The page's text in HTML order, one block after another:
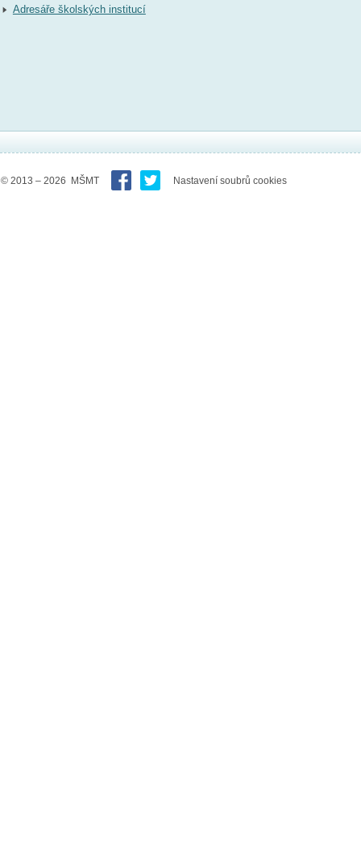
Adresáře školských institucí
© 2013 – 2026 MŠMT Nastavení soubrů cookies